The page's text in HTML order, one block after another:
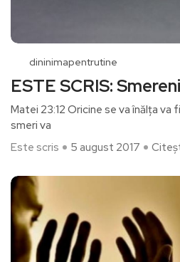
dininimapentrutine
ESTE SCRIS:
Matei 23:12 Oricine se va înălţa va
smeri va
Este scris
5 august 2017